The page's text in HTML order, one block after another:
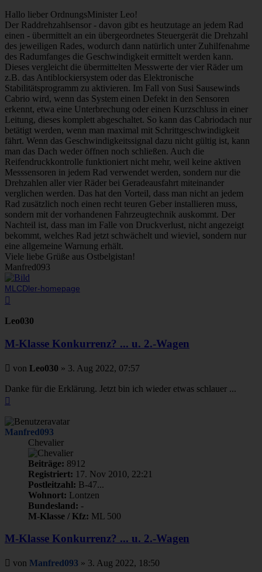
Hallo lieber OrdnungsMinister Leo!
Der Raddrehzahlsensor - davon gibt es heutzutage an jedem Rad
einen - übermittelt an ein übergeordnetes Steuergerät die Drehzahl
des jeweiligen Rades, wodurch dann natürlich unter Zuhilfenahme
des Radumfanges die Geschwindigkeit ermittelt werden kann.
Dieses vergleicht die übermittelten Messwerte der vier Räder um
z.B. das Antiblockiersystem oder das Elektronische
Stabilitätsprogramm zu aktivieren. Im Fall von Susi Sausewinds
Cabrio wird, wenn das System einen Defekt in den Sensoren
erkennt, etwa eine Unterbrechung oder einen Kurzschluss in einer
Leitung, dieses komplett abgeschaltet. So kann das Cabriodach nur
betätigt werden, wenn man maximal mit Schrittgeschwindigkeit
fährt. Wenn das Geschwindigkeitssignal dazu nicht gültig ist, kann
man das Dach weder öffnen noch schließen. Auch die
Reifendruckkontrolle funktioniert nicht mehr, weil keine aktiven
Messsensoren in jedem Rad verwendet werden, sondern nur die
Drehzahlen aller vier Räder bei Geradeausfahrt miteinander
verglichen werden. Das hat den Vorteil, dass man nicht an jedem
Rad zusätzlich noch einen recht teuren Geber installieren muss,
sondern mit der vorhandenen Fahrzeugtechnik auskommt. Der
Nachteil ist, dass man im Falle von Druckverlust, nicht angezeigt
bekommt, welches Rad jetzt schwächelt und wieviel, sondern nur
eine allgemeine Warnung erhält.
Viele liebe Grüße aus Ostbelgistan!
Manfred093
MLCDler-homepage
Leo030
M-Klasse Konkurrenz? ... u. 2.-Wagen
Beitrag
von Leo030 » 3. Aug 2022, 07:57
Danke für die Erklärung. Jetzt bin ich wieder etwas schlauer ...
Manfred093
Chevalier
Beiträge: 8912
Registriert: 17. Nov 2010, 22:21
Postleitzahl: B-47...
Wohnort: Lontzen
Bundesland: -
M-Klasse / Kfz: ML 500
M-Klasse Konkurrenz? ... u. 2.-Wagen
Beitrag
von Manfred093 » 3. Aug 2022, 18:50